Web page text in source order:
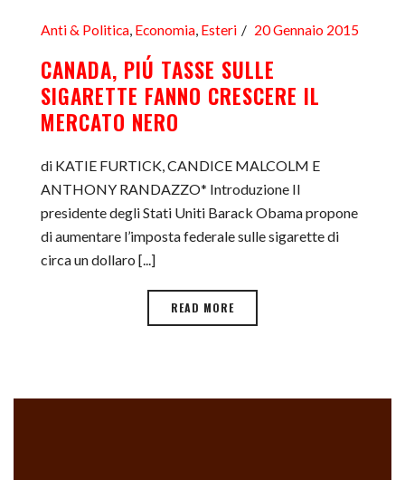
Anti & Politica, Economia, Esteri 20 Gennaio 2015
CANADA, PIÚ TASSE SULLE
SIGARETTE FANNO CRESCERE IL
MERCATO NERO
di KATIE FURTICK, CANDICE MALCOLM E
ANTHONY RANDAZZO* Introduzione Il
presidente degli Stati Uniti Barack Obama propone
di aumentare l’imposta federale sulle sigarette di
circa un dollaro [...]
READ MORE